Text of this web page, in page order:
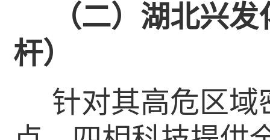
（二）湖北兴
杆）
针对其高危区